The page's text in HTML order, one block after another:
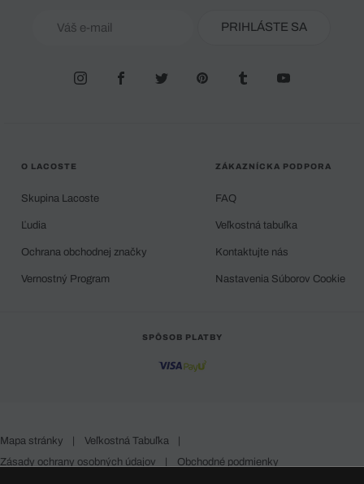
PRIHLÁSTE SA
O LACOSTE
Skupina Lacoste
Ľudia
Ochrana obchodnej značky
Vernostný Program
ZÁKAZNÍCKA PODPORA
FAQ
Veľkostná tabuľka
Kontaktujte nás
Nastavenia Súborov Cookie
SPÔSOB PLATBY
Mapa stránky | Veľkostná Tabuľka
|
Zásady ochrany osobných údajov
| Obchodné podmienky